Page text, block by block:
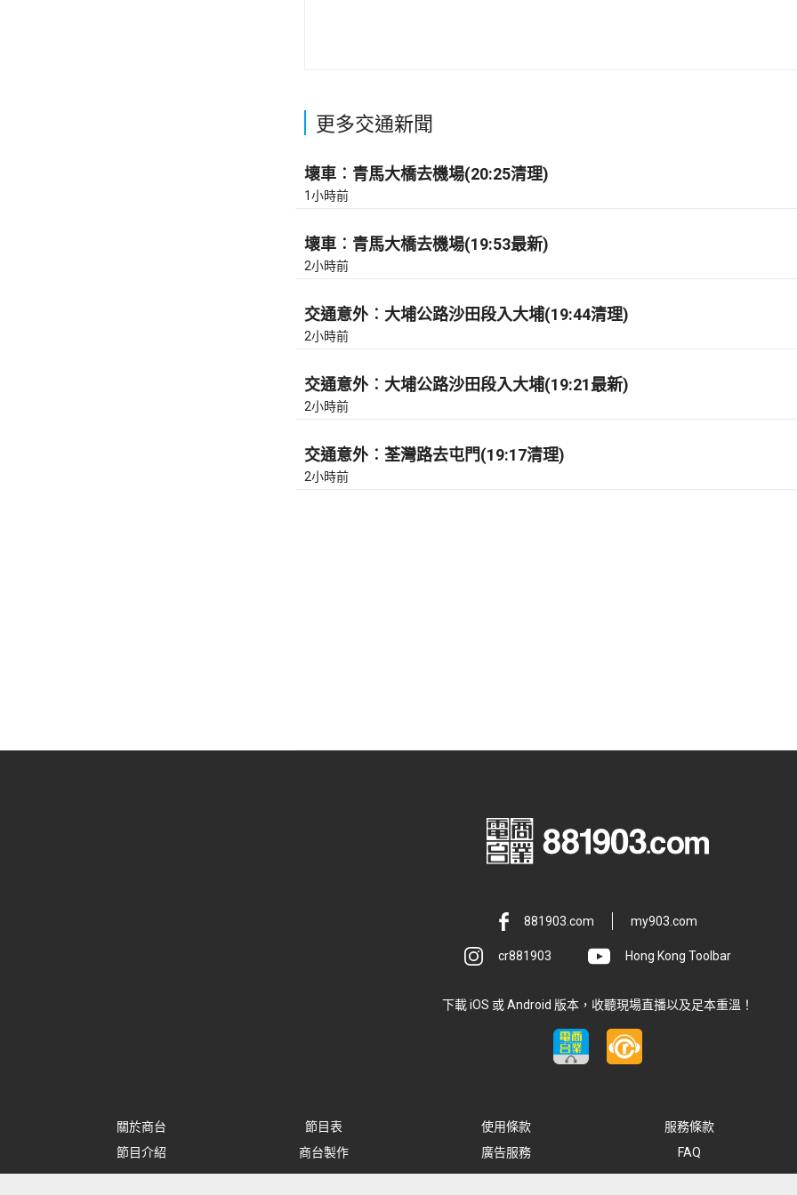
更多交通新聞
壞車︰青馬大橋去機場(20:25清理)
1小時前
壞車︰青馬大橋去機場(19:53最新)
2小時前
交通意外︰大埔公路沙田段入大埔(19:44清理)
2小時前
交通意外︰大埔公路沙田段入大埔(19:21最新)
2小時前
交通意外︰荃灣路去屯門(19:17清理)
2小時前
881903.com my903.com
cr881903 Hong Kong Toolbar
下載 iOS 或 Android 版本，收聽現場直播以及足本重溫！
關於商台 節目表 使用條款
服務條款
節目介紹
商台製作 廣告服務 FAQ